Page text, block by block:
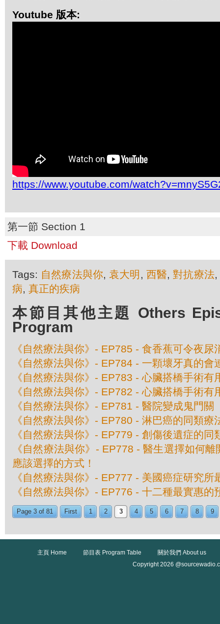
Youtube 版本:
https://www.youtube.com/
第一節 Section 1
下載 Download
Tags: 自然療法與你,袁大明 , 西醫,對抗療法,
病, 真正的疾病
本節目其他主題 Others
Program
《自然療法與你》- EP785 - 食香蕉可令夜尿
《自然療法與你》- EP784 - 一顆壞牙真的會
《自然療法與你》- EP783 - 心臟搭橋手術有
《自然療法與你》- EP782 - 心臟搭橋手術有
《自然療法與你》- EP781 - 醫院變成鬼門關
《自然療法與你》- EP780 - 淋巴癌的同類療
《自然療法與你》- EP779 - 創傷後遺症的同
《自然療法與你》- EP778 - 醫生選擇如何
應該選擇的方式！
《自然療法與你》- EP777 - 美國癌症研究所
《自然療法與你》- EP776 - 十二種最實惠的
Page 3 of 81 First 1 2 3 4 5 6 7 8 9
主頁 Home 節目表 Program Table
關於我們 About us
Copyright 2026